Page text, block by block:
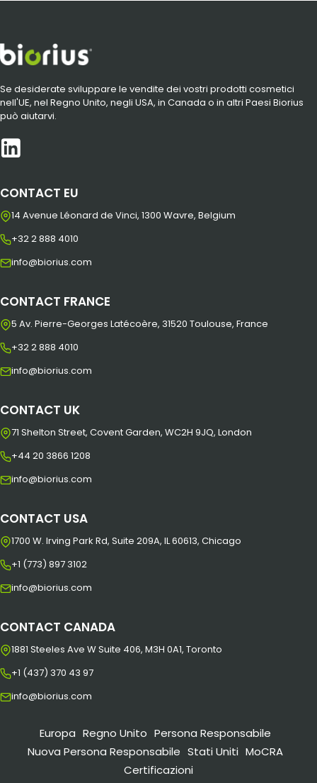
Se desiderate sviluppare le vendite dei vostri prodotti cosmetici
nell'UE, nel Regno Unito, negli USA, in Canada o in altri Paesi Biorius
può aiutarvi.
CONTACT EU
14 Avenue Léonard de Vinci, 1300 Wavre, Belgium
+32 2 888 4010
info@biorius.com
CONTACT FRANCE
5 Av. Pierre-Georges Latécoère, 31520 Toulouse, France
+32 2 888 4010
info@biorius.com
CONTACT UK
71 Shelton Street, Covent Garden, WC2H 9JQ, London
+44 20 3866 1208
info@biorius.com
CONTACT USA
1700 W. Irving Park Rd, Suite 209A, IL 60613, Chicago
+1 (773) 897 3102
info@biorius.com
CONTACT CANADA
1881 Steeles Ave W Suite 406, M3H 0A1, Toronto
+1 (437) 370 43 97
info@biorius.com
Europa Regno Unito Persona Responsabile
Nuova Persona Responsabile Stati Uniti MoCRA
Certificazioni